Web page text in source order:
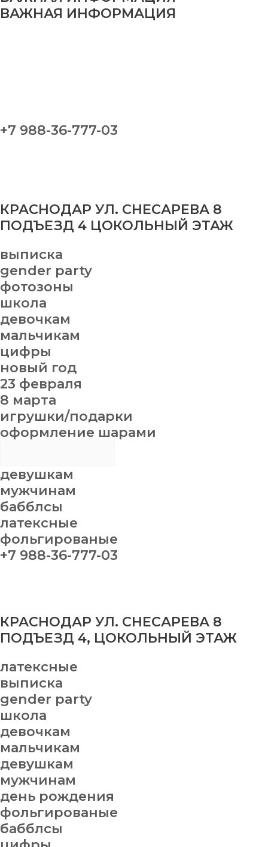
ВАЖНАЯ ИНФОРМАЦИЯ
+7 988-36-777-03
КРАСНОДАР УЛ. СНЕСАРЕВА 8
ПОДЪЕЗД 4 ЦОКОЛЬНЫЙ ЭТАЖ
выписка
gender party
фотозоны
школа
девочкам
мальчикам
цифры
новый год
23 февраля
8 марта
игрушки/подарки
оформление шарами
девушкам
мужчинам
бабблсы
латексные
фольгированые
+7 988-36-777-03
КРАСНОДАР УЛ. СНЕСАРЕВА 8
ПОДЪЕЗД 4, ЦОКОЛЬНЫЙ ЭТАЖ
латексные
выписка
gender party
школа
девочкам
мальчикам
девушкам
мужчинам
день рождения
фольгированые
бабблсы